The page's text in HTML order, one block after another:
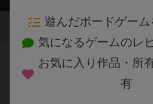
5
372名 2名 0 9ヶ
遊んだボードゲーム
気になるゲームのレ
お気に入り作品・所
有